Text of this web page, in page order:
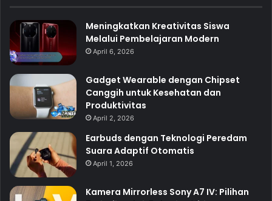
Meningkatkan Kreativitas Siswa
Melalui Pembelajaran Modern
April 6, 2026
Gadget Wearable dengan Chipset
Canggih untuk Kesehatan dan
Produktivitas
April 2, 2026
Earbuds dengan Teknologi Peredam
Suara Adaptif Otomatis
April 1, 2026
Kamera Mirrorless Sony A7 IV: Pilihan